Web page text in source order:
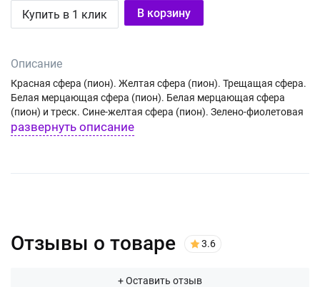
Купить в 1 клик В корзину
Описание
Красная сфера (пион). Желтая сфера (пион). Трещащая сфера.
Белая мерцающая сфера (пион). Белая мерцающая сфера
(пион) и треск. Сине-желтая сфера (пион). Зелено-фиолетовая
сфера (пион). Облако треска (трещащая хризантема).
развернуть описание
Отзывы о товаре 3.6
+ Оставить отзыв